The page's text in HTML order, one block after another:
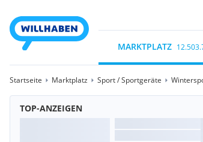
MARKTPLATZ
Startseite Marktplatz Sport / Sportgeräte
TOP-ANZEIGEN